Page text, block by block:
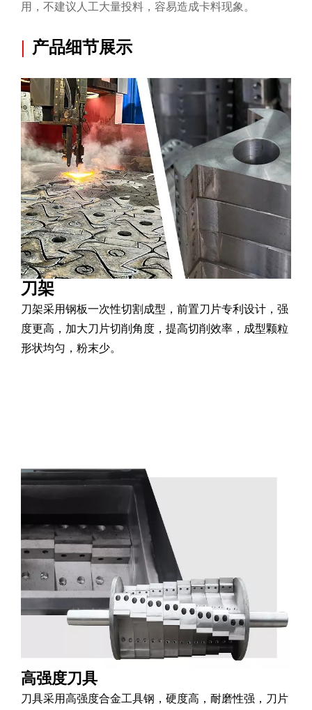
用，不建议人工大量投料，容易造成卡料现象。
| 产品细节展示
刀架
刀架采用钢板一次性切割成型，前置刀片专利设计，强
度更高，加大刀片切削角度，提高切削效率，成型颗粒
形状均匀，粉末少。
高强度刀具
刀具采用高强度合金工具钢，硬度高，耐磨性强，刀片